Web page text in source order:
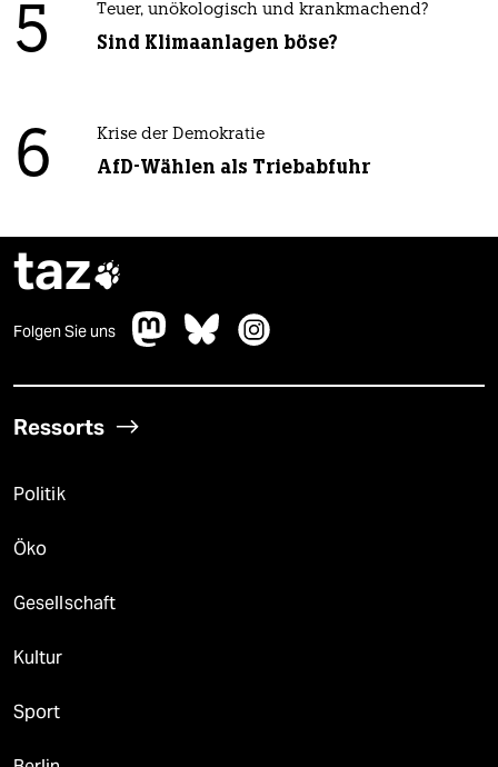
5 Teuer, unökologisch und krankmachend?
Sind Klimaanlagen böse?
6 Krise der Demokratie
AfD-Wählen als Triebabfuhr
taz
Folgen Sie uns
Ressorts
Politik
Öko
Gesellschaft
Kultur
Sport